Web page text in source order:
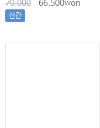
70,000
66,500won
신간